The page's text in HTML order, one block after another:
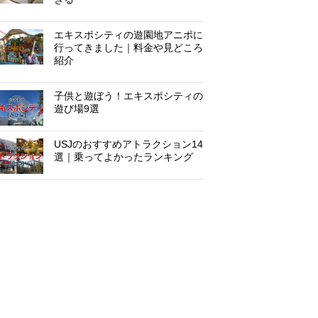
エキスポシティの遊園地アニポに
行ってきました｜料金や見どころ
紹介
子供と遊ぼう！エキスポシティの
遊び場9選
USJのおすすめアトラクション14
選｜乗ってよかったランキング